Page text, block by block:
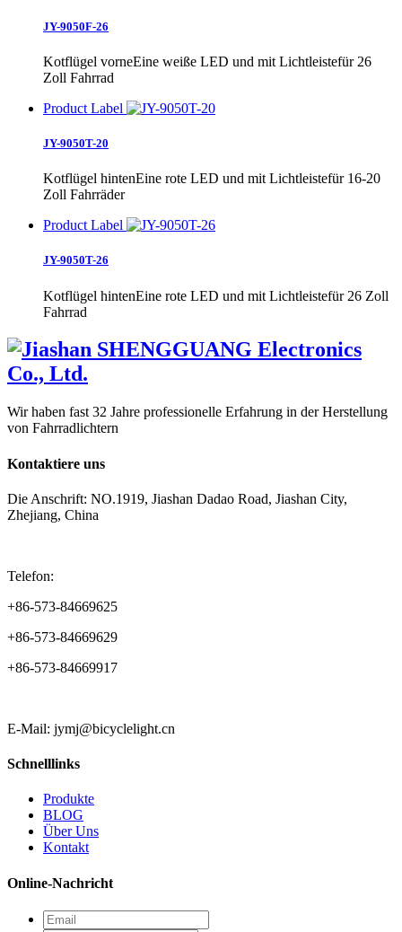
JY-9050F-26
Kotflügel vorneEine weiße LED und mit Lichtleistefür 26
Zoll Fahrrad
Product Label
JY-9050T-20
Kotflügel hintenEine rote LED und mit Lichtleistefür 16-20
Zoll Fahrräder
Product Label
JY-9050T-26
Kotflügel hintenEine rote LED und mit Lichtleistefür 26 Zoll
Fahrrad
Wir haben fast 32 Jahre professionelle Erfahrung in der Herstellung
von Fahrradlichtern
Kontaktiere uns
Die Anschrift: NO.1919, Jiashan Dadao Road, Jiashan City,
Zhejiang, China
Telefon:
+86-573-84669625
+86-573-84669629
+86-573-84669917
E-Mail: jymj@bicyclelight.cn
Schnelllinks
Produkte
BLOG
Über Uns
Kontakt
Online-Nachricht